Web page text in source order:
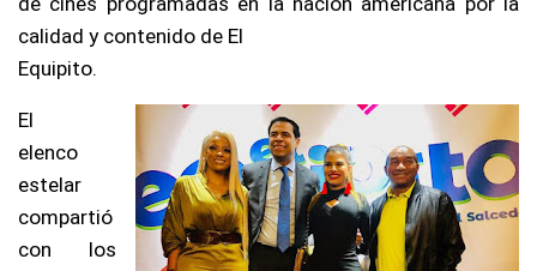
calidad y contenido de El
Equipito.
El
elenco
estelar
compartió
con los